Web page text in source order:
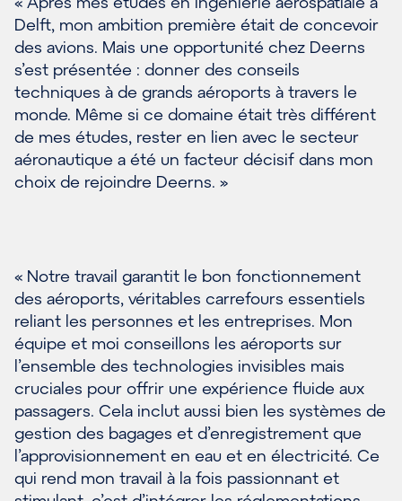
Delft, mon ambition première était de concevoir
des avions. Mais une opportunité chez Deerns
s’est présentée : donner des conseils
techniques à de grands aéroports à travers le
monde. Même si ce domaine était très différent
de mes études, rester en lien avec le secteur
aéronautique a été un facteur décisif dans mon
choix de rejoindre Deerns. »
« Notre travail garantit le bon fonctionnement
des aéroports, véritables carrefours essentiels
reliant les personnes et les entreprises. Mon
équipe et moi conseillons les aéroports sur
l’ensemble des technologies invisibles mais
cruciales pour offrir une expérience fluide aux
passagers. Cela inclut aussi bien les systèmes de
gestion des bagages et d’enregistrement que
l’approvisionnement en eau et en électricité. Ce
qui rend mon travail à la fois passionnant et